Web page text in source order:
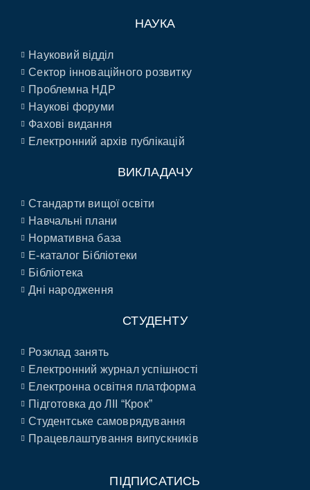
НАУКА
Науковий відділ
Сектор інноваційного розвитку
Проблемна НДР
Наукові форуми
Фахові видання
Електронний архів публікацій
ВИКЛАДАЧУ
Стандарти вищої освіти
Навчальні плани
Нормативна база
E-каталог Бібліотеки
Бібліотека
Дні народження
СТУДЕНТУ
Розклад занять
Електронний журнал успішності
Електронна освітня платформа
Підготовка до ЛІІ “Крок”
Студентське самоврядування
Працевлаштування випускників
ПІДПИСАТИСЬ